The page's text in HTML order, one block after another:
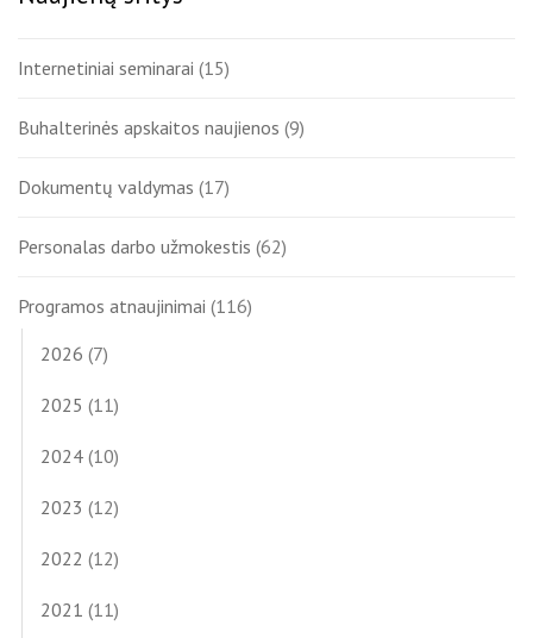
Internetiniai seminarai (15)
Buhalterinės apskaitos naujienos (9)
Dokumentų valdymas (17)
Personalas darbo užmokestis (62)
Programos atnaujinimai (116)
2026 (7)
2025 (11)
2024 (10)
2023 (12)
2022 (12)
2021 (11)